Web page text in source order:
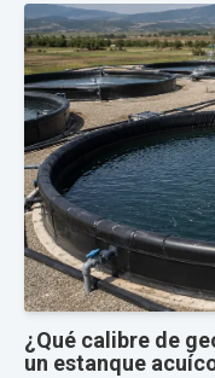
¿Qué calibre de
un estanque